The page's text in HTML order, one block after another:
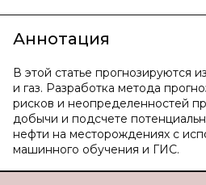
Аннотация
В этой статье прогнозируются
и газ. Разработка метода
рисков и неопределенностей
добычи и подсчете
нефти на месторождениях с
машинного обучения и ГИС.